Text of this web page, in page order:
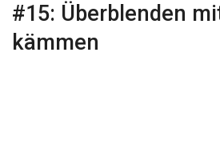
#15: Überblenden
kämmen